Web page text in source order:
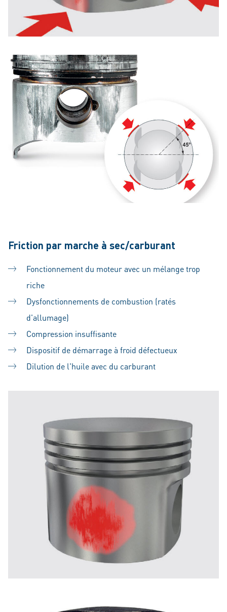
Friction par marche à sec/carburant
Fonctionnement du moteur avec un mélange trop
riche
Dysfonctionnements de combustion (ratés
d'allumage)
Compression insuffisante
Dispositif de démarrage à froid défectueux
Dilution de l'huile avec du carburant